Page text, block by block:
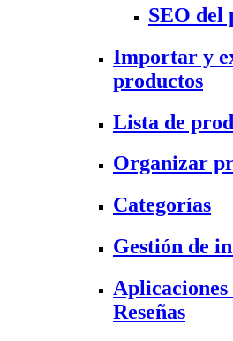
SEO del
Importar y
productos
Lista de
Organizar
Categorías
Gestión de
Reseñas